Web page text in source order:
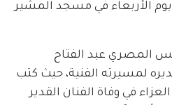
يوم الأربعاء في مسجد المشير
المصري عبد الفتاح
لمسيرته الفنية، حيث كتب
في وفاة الفنان القدير